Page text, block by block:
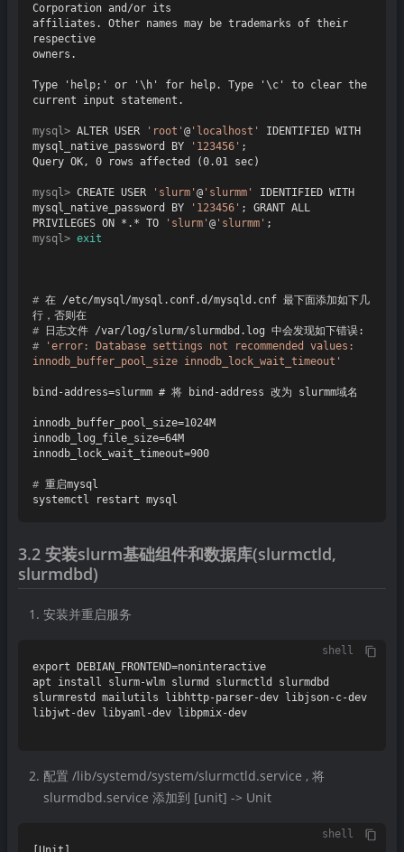
Corporation and/or its
affiliates. Other names may be trademarks of their
respective
owners.
Type 'help;' or '\h' for help. Type '\c' to clear the
mysql> ALTER USER 'root' @ 'localhost'
IDENTIFIED WITH
mysql_native_password BY
'123456' ;
mysql> CREATE USER 'slurm' @ 'slurmm'
IDENTIFIED WITH
mysql_native_password BY
'123456' ; GRANT ALL
PRIVILEGES ON *.* TO
'slurm' @ 'slurmm' ;
mysql> exit
# 在 /etc/mysql/mysql.conf.d/mysqld.cnf 最下面添加如下几
行，否则在
# 日志文件 /var/log/slurm/slurmdbd.log 中会发现如下错误:
#
'error: Database settings not recommended values:
innodb_buffer_pool_size innodb_lock_wait_timeout'
bind-address=slurmm # 将 bind-address 改为 slurmm域名
innodb_buffer_pool_size=1024M
innodb_log_file_size=64M
# 重启mysql
3.2 安装slurm基础组件和数据库(slurmctld,
slurmdbd)
安装并重启服务
shell
export DEBIAN_FRONTEND=noninteractive
apt install slurm-wlm slurmd slurmctld slurmdbd
slurmrestd mailutils libhttp-parser-dev libjson-c-dev
libjwt-dev libyaml-dev libpmix-dev
配置 /lib/systemd/system/slurmctld.service , 将
slurmdbd.service 添加到 [unit] -> Unit
shell